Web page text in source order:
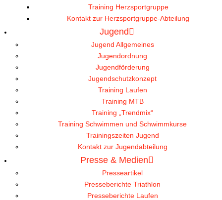
Training Herzsportgruppe
Kontakt zur Herzsportgruppe-Abteilung
Jugend
Jugend Allgemeines
Jugendordnung
Jugendförderung
Jugendschutzkonzept
Training Laufen
Training MTB
Training „Trendmix“
Training Schwimmen und Schwimmkurse
Trainingszeiten Jugend
Kontakt zur Jugendabteilung
Presse & Medien
Presseartikel
Presseberichte Triathlon
Presseberichte Laufen